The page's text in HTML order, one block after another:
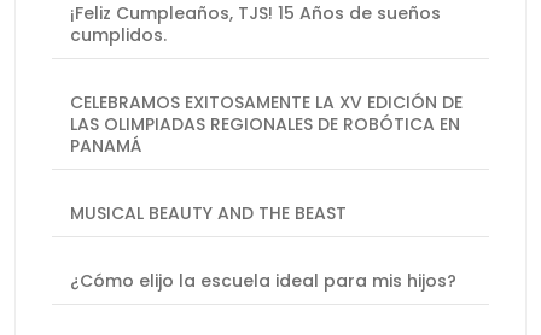
¡Feliz Cumpleaños, TJS! 15 Años de sueños
cumplidos.
CELEBRAMOS EXITOSAMENTE LA XV EDICIÓN DE
LAS OLIMPIADAS REGIONALES DE ROBÓTICA EN
PANAMÁ
MUSICAL BEAUTY AND THE BEAST
¿Cómo elijo la escuela ideal para mis hijos?